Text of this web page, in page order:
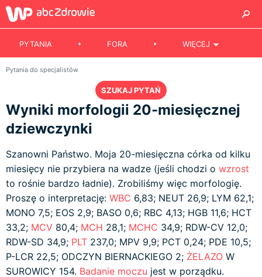
PYTANIA FORA WIĘCEJ
Pytania do specjalistów
SZUKAJ PYTAŃ
Wyniki morfologii 20-miesięcznej
dziewczynki
Szanowni Państwo. Moja 20-miesięczna córka od kilku
miesięcy nie przybiera na wadze (jeśli chodzi o wzrost
to rośnie bardzo ładnie). Zrobiliśmy więc morfologię.
Proszę o interpretację: WBC 6,83; NEUT 26,9; LYM 62,1;
MONO 7,5; EOS 2,9; BASO 0,6; RBC 4,13; HGB 11,6; HCT
33,2; MCV 80,4; MCH 28,1; MCHC 34,9; RDW-CV 12,0;
RDW-SD 34,9; PLT 237,0; MPV 9,9; PCT 0,24; PDE 10,5;
P-LCR 22,5; ODCZYN BIERNACKIEGO 2; ŻELAZO W
SUROWICY 154. Badanie moczu jest w porządku.